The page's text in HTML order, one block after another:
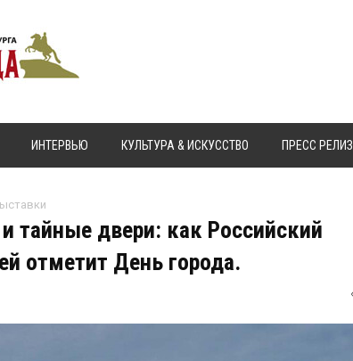
ИНТЕРВЬЮ КУЛЬТУРА & ИСКУССТВО ПРЕСС РЕЛИЗ
тайные двери: как Российский
отметит День города.